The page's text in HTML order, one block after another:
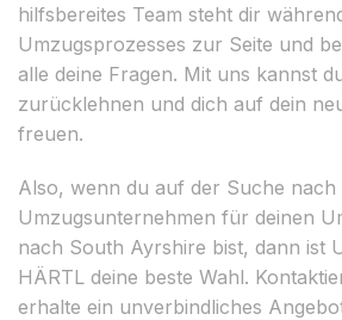
hilfsbereites Team steht dir
Umzugsprozesses zur Seite und
alle deine Fragen. Mit uns kannst
zurücklehnen und dich auf dein
freuen.
Also, wenn du auf der Suche nach
Umzugsunternehmen für deinen
nach South Ayrshire bist, dann ist
HÄRTL deine beste Wahl.
erhalte ein unverbindliches